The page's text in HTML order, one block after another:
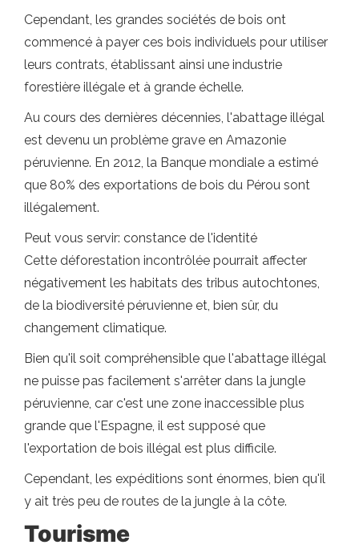
Cependant, les grandes sociétés de bois ont
commencé à payer ces bois individuels pour utiliser
leurs contrats, établissant ainsi une industrie
forestière illégale et à grande échelle.
Au cours des dernières décennies, l'abattage illégal
est devenu un problème grave en Amazonie
péruvienne. En 2012, la Banque mondiale a estimé
que 80% des exportations de bois du Pérou sont
illégalement.
Peut vous servir: constance de l'identité
Cette déforestation incontrôlée pourrait affecter
négativement les habitats des tribus autochtones,
de la biodiversité péruvienne et, bien sûr, du
changement climatique.
Bien qu'il soit compréhensible que l'abattage illégal
ne puisse pas facilement s'arrêter dans la jungle
péruvienne, car c'est une zone inaccessible plus
grande que l'Espagne, il est supposé que
l'exportation de bois illégal est plus difficile.
Cependant, les expéditions sont énormes, bien qu'il
y ait très peu de routes de la jungle à la côte.
Tourisme